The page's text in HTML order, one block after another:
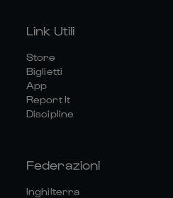
Link Utili
Store
Biglietti
App
Report It
Discipline
Federazioni
Inghilterra